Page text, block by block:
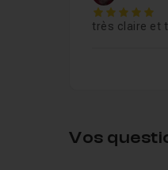
Leçon 10
5
très claire et
Vos